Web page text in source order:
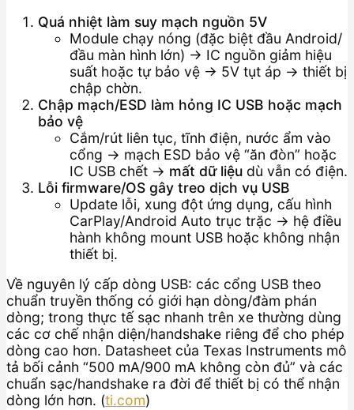
Quá nhiệt làm suy mạch nguồn 5V
Module chạy nóng (đặc biệt đầu Android/
đầu màn hình lớn) → IC nguồn giảm hiệu
suất hoặc tự bảo vệ → 5V tụt áp → thiết bị
chập chờn.
Chập mạch/ESD làm hỏng IC USB hoặc mạch
bảo vệ
Cắm/rút liên tục, tĩnh điện, nước ẩm vào
cổng → mạch ESD bảo vệ “ăn đòn” hoặc
IC USB chết → mất dữ liệu dù vẫn có điện.
Lỗi firmware/OS gây treo dịch vụ USB
Update lỗi, xung đột ứng dụng, cấu hình
CarPlay/Android Auto trục trặc → hệ điều
hành không mount USB hoặc không nhận
thiết bị.
Về nguyên lý cấp dòng USB: các cổng USB theo
chuẩn truyền thống có giới hạn dòng/đàm phán
dòng; trong thực tế sạc nhanh trên xe thường dùng
các cơ chế nhận diện/handshake riêng để cho phép
dòng cao hơn. Datasheet của Texas Instruments mô
tả bối cảnh “500 mA/900 mA không còn đủ” và các
chuẩn sạc/handshake ra đời để thiết bị có thể nhận
dòng lớn hơn. (ti.com)